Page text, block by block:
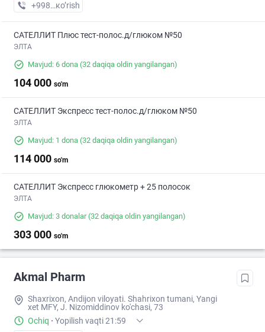
+998 (91) XXX-XX-XX
кo’rish
САТЕЛЛИТ Плюс тест-полос.д/глюком №50
ЭЛТА
Mavjud: 6 dona (32 daqiqa oldin yangilangan)
104 000 so'm
САТЕЛЛИТ Экспресс тест-полос.д/глюком №50
ЭЛТА
Mavjud: 1 dona (32 daqiqa oldin yangilangan)
114 000 so'm
САТЕЛЛИТ Экспресс глюкометр + 25 полосок
ЭЛТА
Mavjud: 3 donalar(32 daqiqa oldin yangilangan)
303 000 so'm
Akmal Pharm
Shaxrixon, Andijon viloyati. Shahrixon tumani, Yangi
xet MFY, J. Nizomiddinov ko'chasi, 73
Ochiq · Yopilish vaqti 21:59